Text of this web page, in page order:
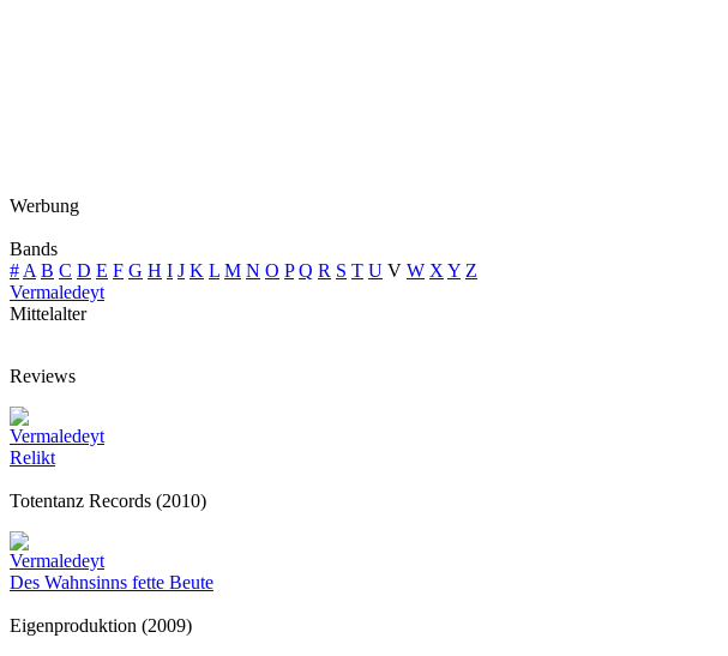
Werbung
Bands
# A B C D E F G H I J K L M N O P Q R S T U V W X Y Z
Vermaledeyt
Mittelalter
Reviews
Vermaledeyt
Relikt
Totentanz Records (2010)
Vermaledeyt
Des Wahnsinns fette Beute
Eigenproduktion (2009)